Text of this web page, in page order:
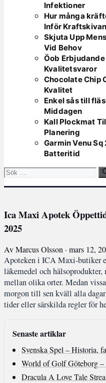
Infektioner
Hur många
Inför Kraftskivan
Skjuta Upp
Vid Behov
Öob Erbjudande
Kvalitetsvaror
Chocolate Chip
Kvalitet
Enkel sås till
Middagen
Kall Plockmat
Planering
Garmin Venu
Batteritid
Sök
Ica Maxi Apotek
2025
Av Marcus Olsson · mars 12,
Apoteken i ICA Maxi-butiker
läkemedel och
mellan olika orter. Medan
morgon till sen kväll alla dagar
tider eller särskilda regler för
Senaste artiklar
Svenska Spel – Historia,
World of Golf Göteborg –
Dracula A Love Tale